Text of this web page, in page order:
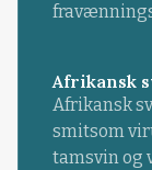
Afrikansk
Afrikansk
smitsom
tamsvin og